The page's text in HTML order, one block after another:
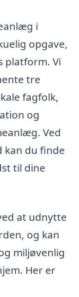
i
opgave,
platform. Vi
tre
fagfolk,
og
Ved
kan du finde
til dine
at udnytte
og kan
miljøvenlig
Her er